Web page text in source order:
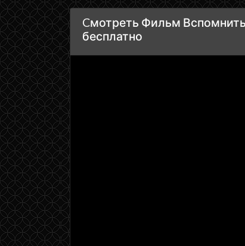
Cмотреть Фильм
бесплатно